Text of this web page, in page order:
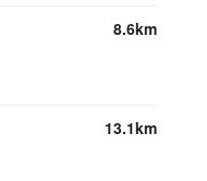
8.6km
13.1km